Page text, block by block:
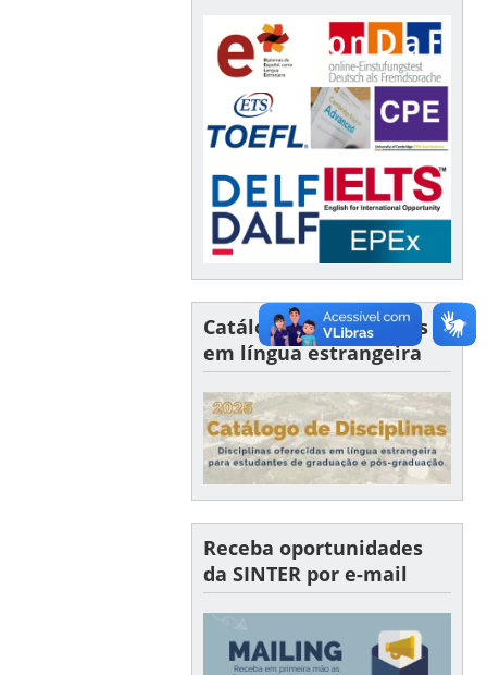
Catálogo de disciplinas
em língua estrangeira
Receba oportunidades
da SINTER por e-mail